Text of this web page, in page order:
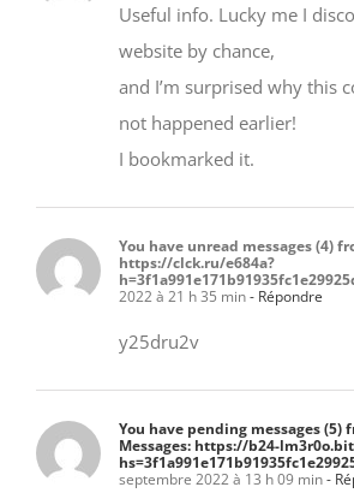
Useful info. Lucky me I
website by chance,
and I’m surprised why this
not happened earlier!
I bookmarked it.
You have unread messages (4)
https://clck.ru/e684a?
2022 à 21 h 35 min- Répondre
y25dru2v
You have pending messages (5)
Messages: https://b24-
septembre 2022 à 13 h 09 min-